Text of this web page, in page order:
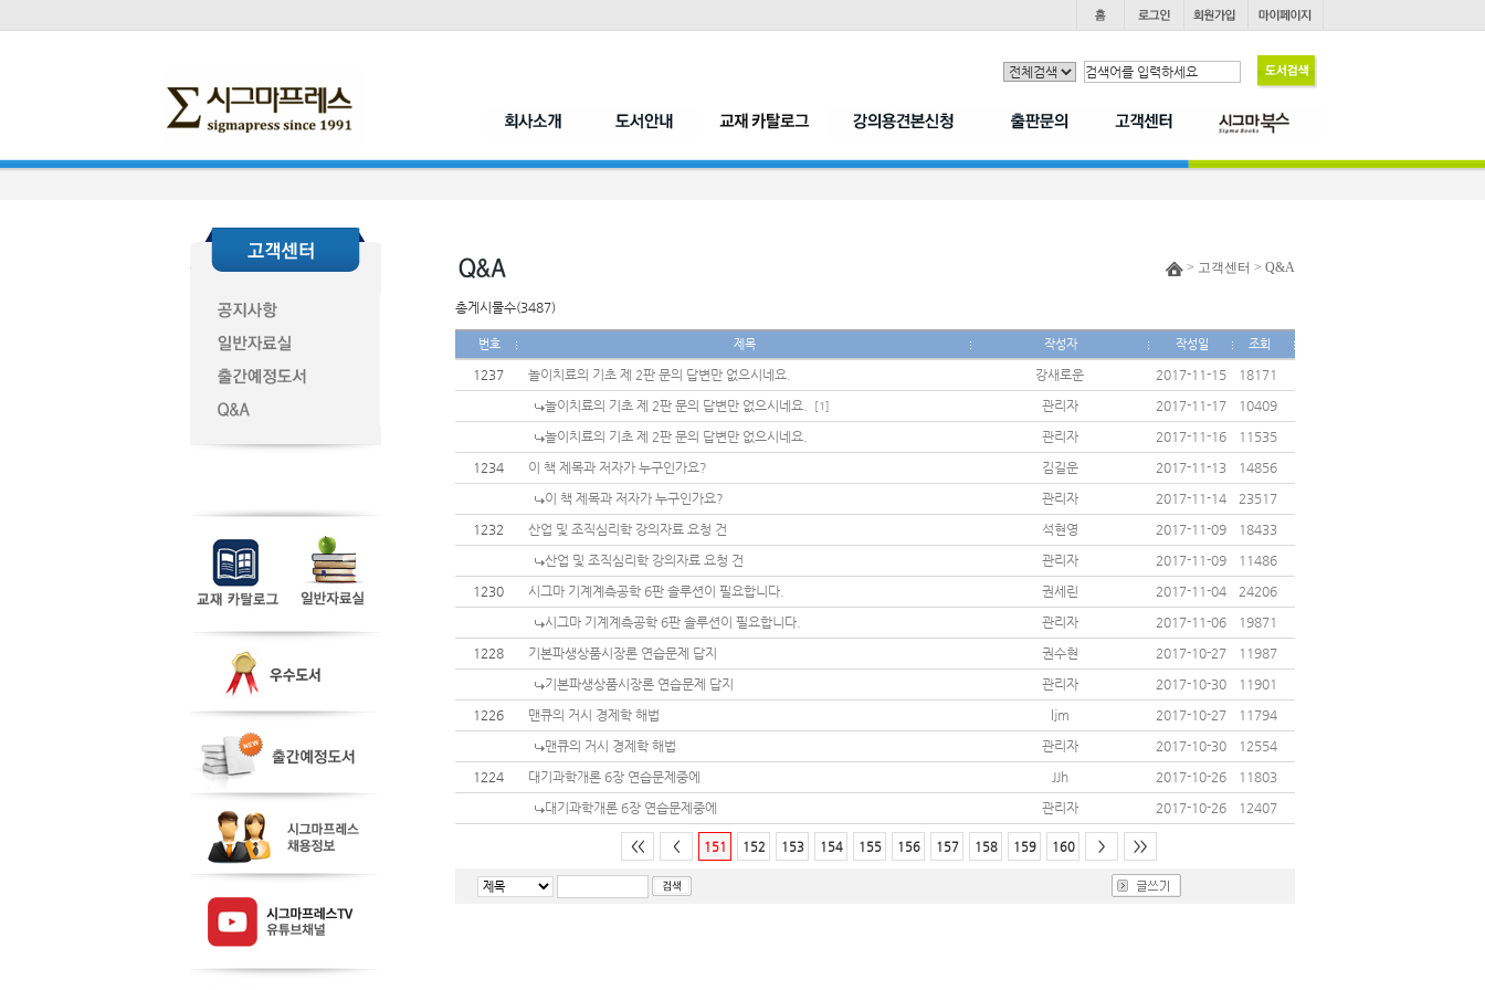
> 고객센터 > Q&A
총게시물수(3487)
번호 제목 작성자 작성일 조회
1237 놀이치료의 기초 제 2판 문의 답변만 없으시네요. 강새로운 2017-11-15
18171
놀이치료의 기초 제 2판 문의 답변만 없으시네요.
[1] 관리자 2017-11-17
10409
놀이치료의 기초 제 2판 문의 답변만 없으시네요.
관리자 2017-11-16
11535
1234
이 책 제목과 저자가 누구인가요? 김길운 2017-11-13
14856
이 책 제목과 저자가 누구인가요?
관리자 2017-11-14
23517
1232
산업 및 조직심리학 강의자료 요청 건 석현영 2017-11-09
18433
산업 및 조직심리학 강의자료 요청 건
관리자 2017-11-09
11486
1230
시그마 기계계측공학 6판 솔루션이 필요합니다. 권세린 2017-11-04
24206
시그마 기계계측공학 6판 솔루션이 필요합니다.
관리자 2017-11-06
19871
1228
기본파생상품시장론 연습문제 답지 권수현 2017-10-27
11987
기본파생상품시장론 연습문제 답지
관리자 2017-10-30
11901
1226
맨큐의 거시 경제학 해법 ljm 2017-10-27
11794
맨큐의 거시 경제학 해법
관리자 2017-10-30
12554
1224
대기과학개론 6장 연습문제중에 JJh 2017-10-26
11803
대기과학개론 6장 연습문제중에
관리자 2017-10-26 12407
<< < 151 152 153 154 155 156 157 158 159 160 > >>